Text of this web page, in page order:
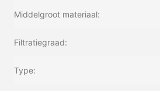
Middelgroot materiaal:
Filtratiegraad:
Type: